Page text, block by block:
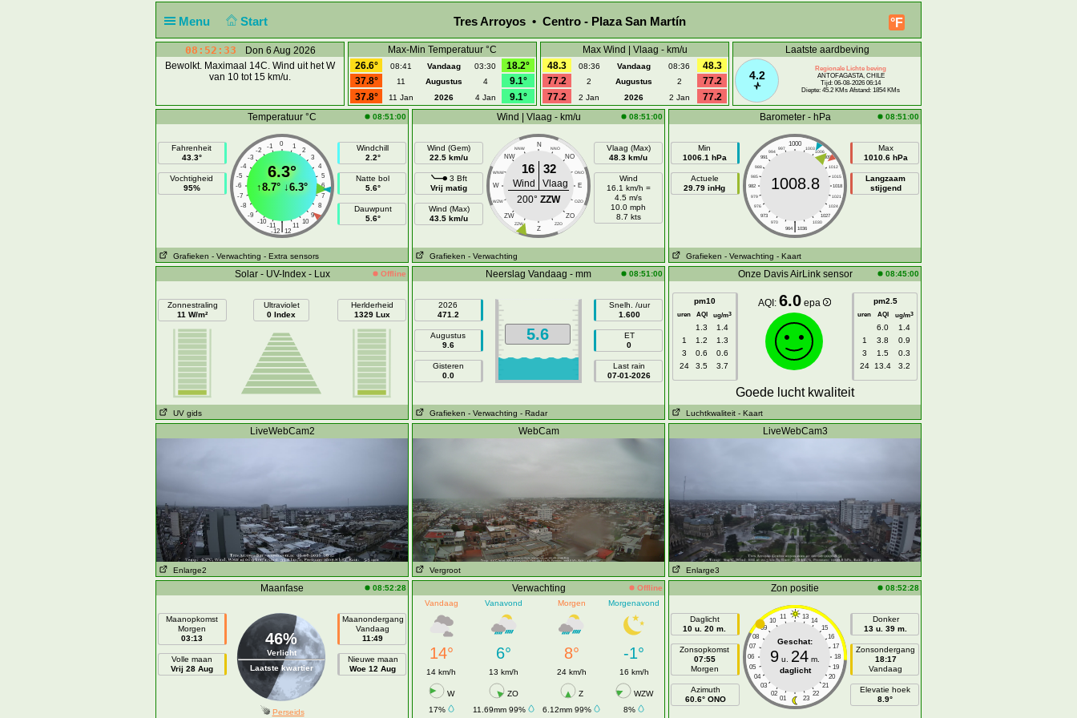
Menu Start °F
Tres Arroyos • Centro - Plaza San Martín
08:52:33
Don 6 Aug 2026
Bewolkt. Maximaal 14C. Wind uit het W
van 10 tot 15 km/u.
Max-Min Temperatuur °C
26.6°
08:41 Vandaag 03:30
18.2°
37.8°
11 Augustus 4
9.1°
37.8°
11 Jan 2026 4 Jan 9.1°
Max Wind | Vlaag - km/u
48.3
08:36 Vandaag 08:36
48.3
77.2
2 Augustus 2
77.2
77.2
2 Jan 2026 2 Jan 77.2
Laatste aardbeving
4.2
Regionale Lichte beving
ANTOFAGASTA, CHILE
Tijd: 06-08-2026 06:14
Diepte: 45.2 KMs Afstand: 1854 KMs
Temperatuur °C 08:51:00
Fahrenheit
43.3°
Vochtigheid
95%
0
-1 1
-2
2
-3
3
-4
4
-5
5
-6
6
-7
7
-8
8
-9
9
-10
10
-11 11
|
-12 12
6.3°
↑8.7° ↓6.3°
Windchill
2.2°
Natte bol
5.6°
Dauwpunt
5.6°
Grafieken - Verwachting - Extra sensors
Wind | Vlaag - km/u 08:51:00
Wind (Gem)
22.5 km/u
3 Bft
Vrij matig
Wind (Max)
43.5 km/u
N
NNW NNO
NW NO
WNW ONO
W E
WZW OZO
ZW ZO
ZZW ZZO
Z
16 32
Wind
Vlaag
200° ZZW
Vlaag (Max)
48.3 km/u
Wind
16.1 km/h =
4.5 m/s
10.0 mph
8.7 kts
Grafieken - Verwachting
Barometer - hPa 08:51:00
Min
1006.1 hPa
Actuele
29.79 inHg
1000
997 1003
994
1006
991
1009
988
1012
985
1015
982
1018
979
1021
976
1024
973
1027
970
1030
|
964 1036
1008.8
Max
1010.6 hPa
Langzaam
stijgend
Grafieken - Verwachting - Kaart
Solar - UV-Index - Lux Offline
Zonnestraling
11 W/m²
Ultraviolet
0 Index
Herlderheid
1329 Lux
UV gids
Neerslag Vandaag - mm 08:51:00
2026
471.2
Augustus
9.6
Gisteren
0.0
5.6
Snelh. /uur
1.600
ET
0
Last rain
07-01-2026
Grafieken - Verwachting - Radar
Onze Davis AirLink sensor 08:45:00
pm10
uren AQI ug/m3
1.3
1.4
1
1.2
1.3
3
0.6
0.6
24
3.5 3.7
AQI: 6.0 epa pm2.5
uren AQI ug/m3
6.0
1.4
1
3.8
0.9
3
1.5
0.3
24
13.4 3.2
Goede lucht kwaliteit
Luchtkwaliteit - Kaart
LiveWebCam2
Enlarge2
WebCam
Vergroot
LiveWebCam3
Enlarge3
Maanfase 08:52:28
Maanopkomst
Morgen
03:13
Volle maan
Vrij 28 Aug
46%
Verlicht
Laatste kwartier
Maanondergang
Vandaag
11:49
Nieuwe maan
Woe 12 Aug
Perseids
Verwachting
Offline
Vandaag
Vanavond Morgen Morgenavond
14° 6° 8° -1°
14 km/h 13 km/h 24 km/h 16 km/h
W ZO Z
WZW
17%
11.69mm 99% 6.12mm 99% 8%
Zon positie 08:52:28
Daglicht
10 u. 20 m.
Zonsopkomst
07:55
Morgen
Azimuth
60.6° ONO
11 13
10
14
09
15
08
16
07
17
06
18
05
19
04
20
03
21
02
22
01 23
Geschat:
9 u. 24 m.
daglicht
Donker
13 u. 39 m.
Zonsondergang
18:17
Vandaag
Elevatie hoek
8.9°